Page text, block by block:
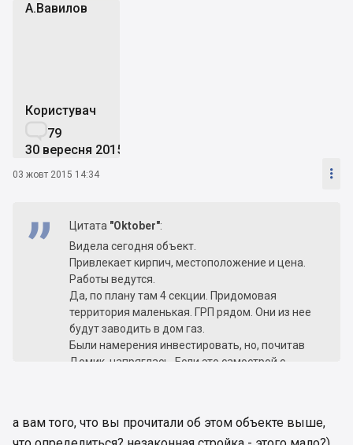
А.Вавилов
Користувач
79
30 вересня 2015
03 жовт 2015 14:34 
Цитата "Оktober":
Видела сегодня объект.
Привлекает кирпич, местоположение и цена.
Работы ведутся.
Да, по плану там 4 секции. Придомовая
территория маленькая. ГРП рядом. Они из нее
будут заводить в дом газ.
Были намерения инвестировать, но, почитав
Домик, напряглась. Если это самострой с
эксплуатацию, будет ещё обидней.
а вам того, что вы прочитали об этом объекте выше,